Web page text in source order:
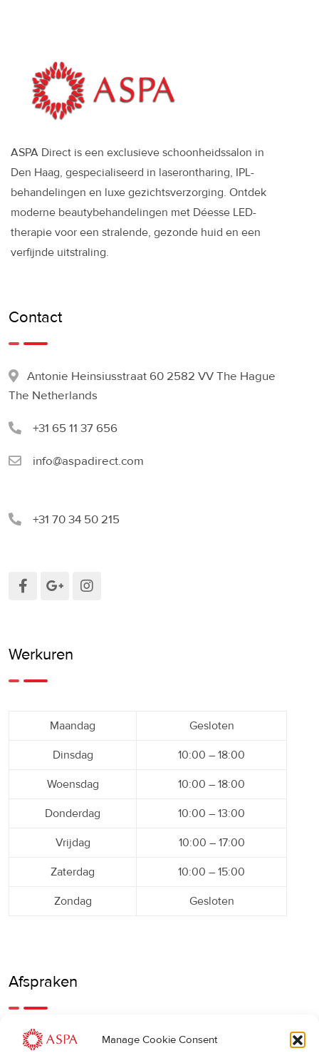
Manage Cookie Consent
ASPA Direct is een exclusieve schoonheidssalon in
Den Haag, gespecialiseerd in laserontharing, IPL-
behandelingen en luxe gezichtsverzorging. Ontdek
moderne beautybehandelingen met Déesse LED-
therapie voor een stralende, gezonde huid en een
verfijnde uitstraling.
Contact
Antonie Heinsiusstraat 60 2582 VV The Hague
The Netherlands
+31 65 11 37 656
info@aspadirect.com
+31 70 34 50 215
Werkuren
Maandag Gesloten
Dinsdag 10:00 – 18:00
Woensdag 10:00 – 18:00
Donderdag 10:00 – 13:00
Vrijdag 10:00 – 17:00
Zaterdag 10:00 – 15:00
Zondag Gesloten
Afspraken
Een eerdere of latere afspraak is ook mogelijk, bel ons